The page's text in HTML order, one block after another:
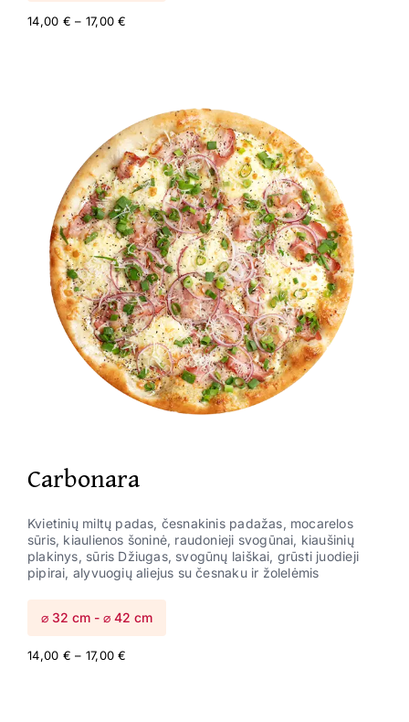
14,00 € – 17,00€
Carbonara
Kvietinių miltų padas, česnakinis padažas, mocarelos
sūris, kiaulienos šoninė, raudonieji svogūnai, kiaušinių
plakinys, sūris Džiugas, svogūnų laiškai, grūsti juodieji
pipirai, alyvuogių aliejus su česnaku ir žolelėmis
⌀ 32 cm - ⌀ 42 cm
14,00 € – 17,00€